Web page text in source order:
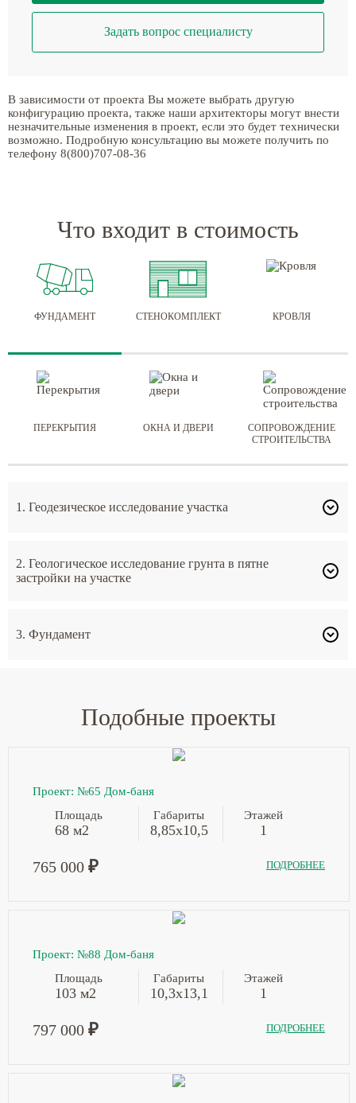
Задать вопрос специалисту
В зависимости от проекта Вы можете выбрать другую
конфигурацию проекта, также наши архитекторы могут внести
незначительные изменения в проект, если это будет технически
возможно. Подробную консультацию вы можете получить по
телефону 8(800)707-08-36
Что входит в стоимость
ФУНДАМЕНТ СТЕНОКОМПЛЕКТ КРОВЛЯ
ПЕРЕКРЫТИЯ ОКНА И ДВЕРИ
СОПРОВОЖДЕНИЕ
СТРОИТЕЛЬСТВА
1. Геодезическое исследование участка
2. Геологическое исследование грунта в пятне
застройки на участке
3. Фундамент
Подобные проекты
Проект: №65 Дом-баня
Площадь
68 м2
Габариты
8,85х10,5
Этажей
1
765 000 ₽ ПОДРОБНЕЕ
Проект: №88 Дом-баня
Площадь
103 м2
Габариты
10,3х13,1
Этажей
1
797 000 ₽ ПОДРОБНЕЕ